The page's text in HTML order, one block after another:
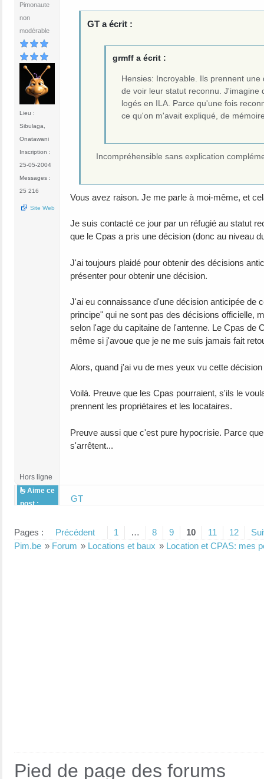
Pimonaute
non
modérable
Lieu :
Sibulaga,
Onatawani
Inscription :
25-05-2004
Messages :
25 216
Site Web
GT a écrit :
grmff a écrit :
Hensies: Incroyable. Ils prennent
de voir leur statut reconnu. J'imagine
logés en ILA. Parce qu'une fois
ce qu'on m'avait expliqué, de
Incompréhensible sans explication
Vous avez raison. Je me parle à moi-même, et
Je suis contacté ce jour par un réfugié au statut
que le Cpas a pris une décision (donc au niveau
J'ai toujours plaidé pour obtenir des décisions
présenter pour obtenir une décision.
J'ai eu connaissance d'une décision anticipée de
principe" qui ne sont pas des décisions officielle,
selon l'age du capitaine de l'antenne. Le Cpas de
même si j'avoue que je ne me suis jamais fait
Alors, quand j'ai vu de mes yeux vu cette
Voilà. Preuve que les Cpas pourraient, s'ils le
prennent les propriétaires et les locataires.
Preuve aussi que c'est pure hypocrisie. Parce
s'arrêtent...
Hors ligne
Aime ce
post :
GT
Pages : Précédent 1 … 8 9 10 11 12
Pim.be » Forum » Locations et baux » Location et CPAS: mes
Pied de page des forums